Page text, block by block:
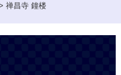
禅昌寺 鐘楼